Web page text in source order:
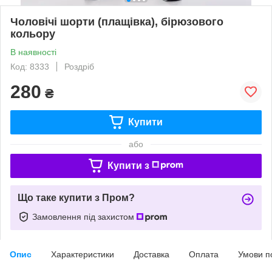
Чоловічі шорти (плащівка), бірюзового
кольору
В наявності
Код: 8333
Роздріб
280 ₴
Купити
або
Купити з
Що таке купити з Пром?
Замовлення під захистом
Опис Характеристики Доставка Оплата Умови